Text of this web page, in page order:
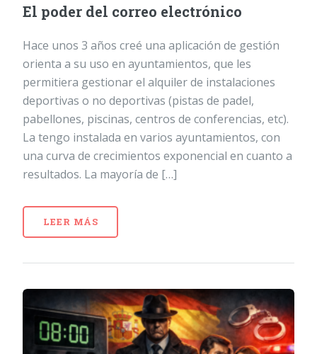
El poder del correo electrónico
Hace unos 3 años creé una aplicación de gestión
orienta a su uso en ayuntamientos, que les
permitiera gestionar el alquiler de instalaciones
deportivas o no deportivas (pistas de padel,
pabellones, piscinas, centros de conferencias, etc).
La tengo instalada en varios ayuntamientos, con
una curva de crecimientos exponencial en cuanto a
resultados. La mayoría de […]
LEER MÁS